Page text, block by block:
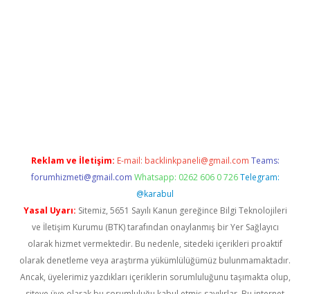
Reklam ve İletişim: E-mail: backlinkpaneli@gmail.com Teams:
forumhizmeti@gmail.com Whatsapp: 0262 606 0 726 Telegram:
@karabul
Yasal Uyarı: Sitemiz, 5651 Sayılı Kanun gereğince Bilgi Teknolojileri
ve İletişim Kurumu (BTK) tarafından onaylanmış bir Yer Sağlayıcı
olarak hizmet vermektedir. Bu nedenle, sitedeki içerikleri proaktif
olarak denetleme veya araştırma yükümlülüğümüz bulunmamaktadır.
Ancak, üyelerimiz yazdıkları içeriklerin sorumluluğunu taşımakta olup,